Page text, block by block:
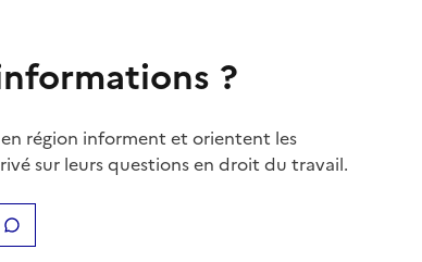
?
région informent et orientent les
sur leurs questions en droit du travail.